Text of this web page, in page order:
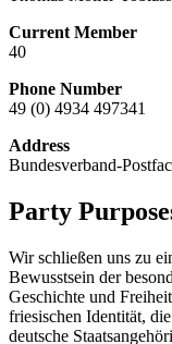
Current Member
40
Phone Number
49 (0) 4934 497341
Address
Bundesverband-
Party
Wir schließen uns zu
Bewusstsein der
Geschichte und
friesischen Identität,
deutsche